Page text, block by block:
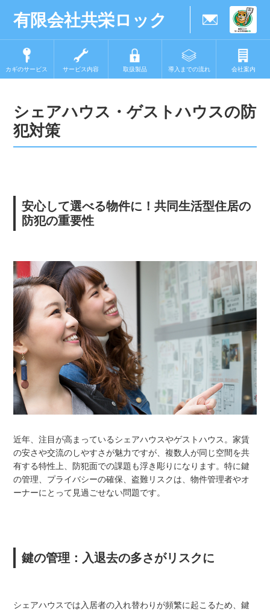
有限会社共栄ロック
カギのサービス サービス内容 取扱製品 導入までの流れ 会社案内
シェアハウス・ゲストハウスの防
犯対策
安心して選べる物件に！共同生活型住居の
防犯の重要性
近年、注目が高まっているシェアハウスやゲストハウス。家賃
の安さや交流のしやすさが魅力ですが、複数人が同じ空間を共
有する特性上、防犯面での課題も浮き彫りになります。特に鍵
の管理、プライバシーの確保、盗難リスクは、物件管理者やオ
ーナーにとって見過ごせない問題です。
鍵の管理：入退去の多さがリスクに
シェアハウスでは入居者の入れ替わりが頻繁に起こるため、鍵